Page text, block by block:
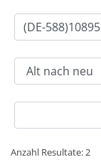
Anzahl Resultate: 2